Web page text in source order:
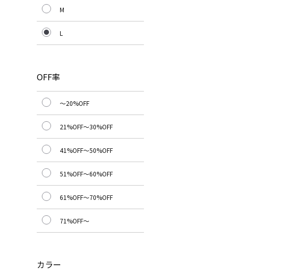
M
L
OFF率
～20%OFF
21%OFF～30%OFF
41%OFF～50%OFF
51%OFF～60%OFF
61%OFF～70%OFF
71%OFF～
カラー